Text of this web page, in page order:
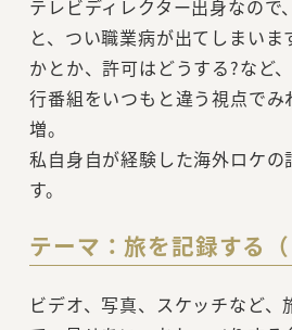
テレビディレクター出身なので
と、つい職業病が出てしまいま
かとか、許可はどうする?など
行番組をいつもと違う視点で
増。
私自身自が経験した海外ロケの
す。
テーマ：旅を記録する（
ビデオ、写真、スケッチなど、